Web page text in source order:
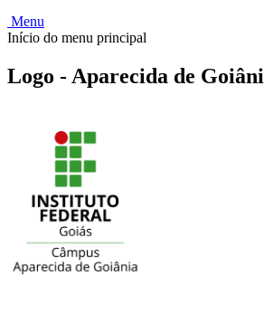
Menu
Início do menu principal
Logo - Aparecida de